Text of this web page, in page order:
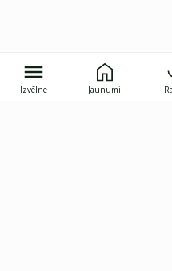
Izvēlne Jaunumi